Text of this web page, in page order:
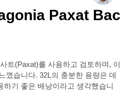
Paxat Bac
트(Paxat)를 사용하고 검토하며, 이
꼈습니다. 32L의 충분한 용량은 데
하기 좋은 배낭이라고 생각했습니